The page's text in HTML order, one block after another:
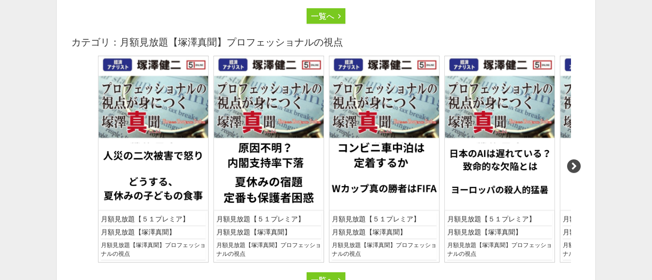
一覧へ
カテゴリ：月額見放題【塚澤真聞】プロフェッショナルの視点
月額見放題【５１プレミア】
月額見放題【塚澤真聞】
月額見放題【塚澤真聞】プロフェッショ
ナルの視点
月額見放題【５１プレミア】
月額見放題【塚澤真聞】
月額見放題【塚澤真聞】プロフェッショ
ナルの視点
月額見放題【５１プレミア】
月額見放題【塚澤真聞】
月額見放題【塚澤真聞】プロフェッショ
ナルの視点
月額見放題【５１プレミア】
月額見放題【塚澤真聞】
月額見放題【塚澤真聞】プロフェッショ
ナルの視点
月額見放題【５１プレミア】
月額見放題【塚澤真聞】
月額見放題【塚澤真聞】プロフェ
ナルの視点